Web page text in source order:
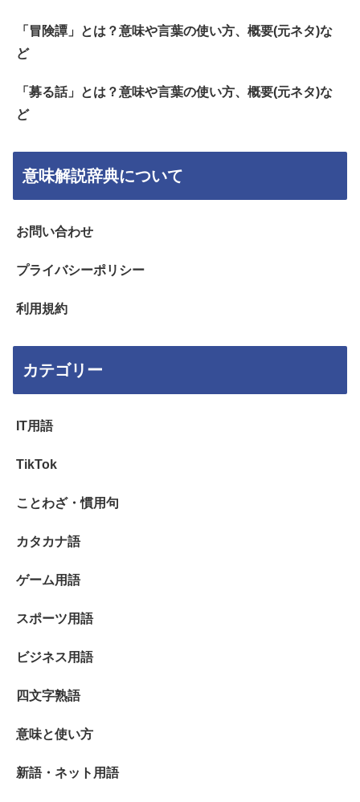
「冒険譚」とは？意味や言葉の使い方、概要(元ネタ)な
ど
「募る話」とは？意味や言葉の使い方、概要(元ネタ)な
ど
意味解説辞典について
お問い合わせ
プライバシーポリシー
利用規約
カテゴリー
IT用語
TikTok
ことわざ・慣用句
カタカナ語
ゲーム用語
スポーツ用語
ビジネス用語
四文字熟語
意味と使い方
新語・ネット用語